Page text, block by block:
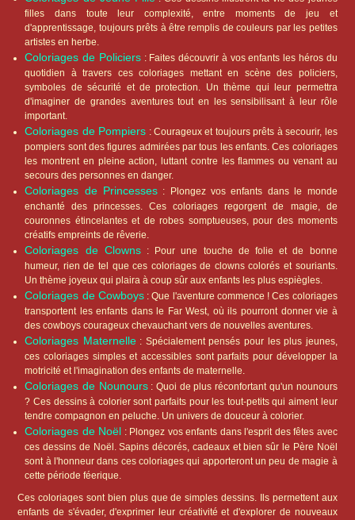
filles dans toute leur complexité, entre moments de jeu et
d'apprentissage, toujours prêts à être remplis de couleurs par les petites
artistes en herbe.
Coloriages de Policiers: Faites découvrir à vos enfants les héros du
quotidien à travers ces coloriages mettant en scène des policiers,
symboles de sécurité et de protection. Un thème qui leur permettra
d'imaginer de grandes aventures tout en les sensibilisant à leur rôle
important.
Coloriages de Pompiers : Courageux et toujours prêts à secourir, les
pompiers sont des figures admirées par tous les enfants. Ces coloriages
les montrent en pleine action, luttant contre les flammes ou venant au
secours des personnes en danger.
Coloriages de Princesses : Plongez vos enfants dans le monde
enchanté des princesses. Ces coloriages regorgent de magie, de
couronnes étincelantes et de robes somptueuses, pour des moments
créatifs empreints de rêverie.
Coloriages de Clowns: Pour une touche de folie et de bonne
humeur, rien de tel que ces coloriages de clowns colorés et souriants.
Un thème joyeux qui plaira à coup sûr aux enfants les plus espiègles.
Coloriages de Cowboys: Que l'aventure commence ! Ces coloriages
transportent les enfants dans le Far West, où ils pourront donner vie à
des cowboys courageux chevauchant vers de nouvelles aventures.
Coloriages Maternelle: Spécialement pensés pour les plus jeunes,
ces coloriages simples et accessibles sont parfaits pour développer la
motricité et l'imagination des enfants de maternelle.
Coloriages de Nounours: Quoi de plus réconfortant qu'un nounours
? Ces dessins à colorier sont parfaits pour les tout-petits qui aiment leur
tendre compagnon en peluche. Un univers de douceur à colorier.
Coloriages de Noël : Plongez vos enfants dans l'esprit des fêtes avec
ces dessins de Noël. Sapins décorés, cadeaux et bien sûr le Père Noël
sont à l'honneur dans ces coloriages qui apporteront un peu de magie à
cette période féerique.
Ces coloriages sont bien plus que de simples dessins. Ils permettent aux
enfants de s'évader, d'exprimer leur créativité et d'explorer de nouveaux